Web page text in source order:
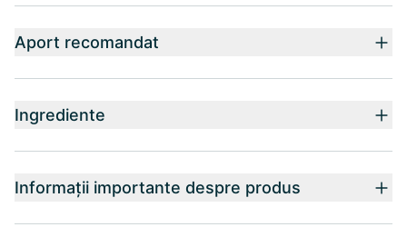
Aport recomandat
Ingrediente
Informații importante despre produs